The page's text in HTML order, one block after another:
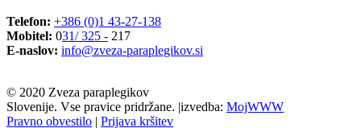
Telefon: +386 (0)1 43-27-138
Mobitel: 031/ 325 - 217
E-naslov: info@zveza-paraplegikov.si
© 2020 Zveza paraplegikov
Slovenije. Vse pravice pridržane. |
Pravno obvestilo | Prijava kršitev
izvedba: MojWWW